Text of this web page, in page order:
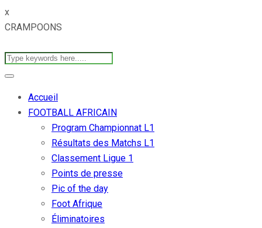
x
CRAMPOONS
Accueil
FOOTBALL AFRICAIN
Program Championnat L1
Résultats des Matchs L1
Classement Ligue 1
Points de presse
Pic of the day
Foot Afrique
Éliminatoires